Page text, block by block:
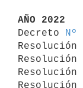
AÑO 2022
Decreto
Nº
Resolución
Resolución
Resolución
Resolución